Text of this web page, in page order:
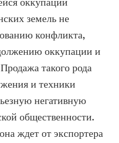
земель не
конфликта,
оккупации и
такого рода
и техники
негативную
общественности.
ждет от экспортера